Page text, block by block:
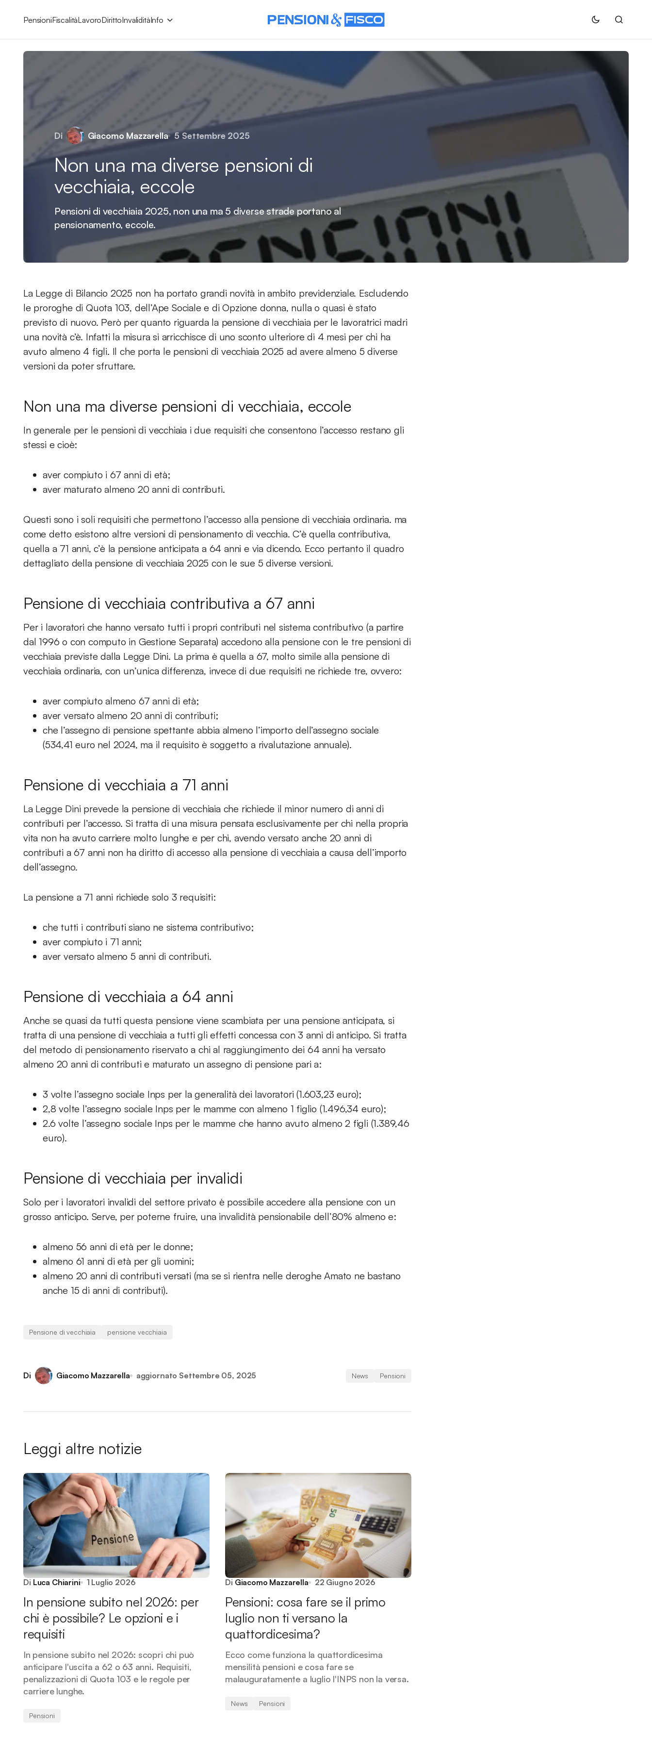
PensioniFiscalitàLavoroDirittoInvaliditàInfo
Di Giacomo Mazzarella 5 Settembre 2025
Non una ma diverse pensioni di
vecchiaia, eccole
Pensioni di vecchiaia 2025, non una ma 5 diverse strade portano al
pensionamento, eccole.
La Legge di Bilancio 2025 non ha portato grandi novità in ambito previdenziale. Escludendo
le proroghe di Quota 103, dell’Ape Sociale e di Opzione donna, nulla o quasi è stato
previsto di nuovo. Però per quanto riguarda la pensione di vecchiaia per le lavoratrici madri
una novità c’è. Infatti la misura si arricchisce di uno sconto ulteriore di 4 mesi per chi ha
avuto almeno 4 figli. Il che porta le pensioni di vecchiaia 2025 ad avere almeno 5 diverse
versioni da poter sfruttare.
Non una ma diverse pensioni di vecchiaia, eccole
In generale per le pensioni di vecchiaia i due requisiti che consentono l’accesso restano gli
stessi e cioè:
aver compiuto i 67 anni di età;
aver maturato almeno 20 anni di contributi.
Questi sono i soli requisiti che permettono l’accesso alla pensione di vecchiaia ordinaria. ma
come detto esistono altre versioni di pensionamento di vecchia. C’è quella contributiva,
quella a 71 anni, c’è la pensione anticipata a 64 anni e via dicendo. Ecco pertanto il quadro
dettagliato della pensione di vecchiaia 2025 con le sue 5 diverse versioni.
Pensione di vecchiaia contributiva a 67 anni
Per i lavoratori che hanno versato tutti i propri contributi nel sistema contributivo (a partire
dal 1996 o con computo in Gestione Separata) accedono alla pensione con le tre pensioni di
vecchiaia previste dalla Legge Dini. La prima è quella a 67, molto simile alla pensione di
vecchiaia ordinaria, con un’unica differenza, invece di due requisiti ne richiede tre, ovvero:
aver compiuto almeno 67 anni di età;
aver versato almeno 20 anni di contributi;
che l’assegno di pensione spettante abbia almeno l’importo dell’assegno sociale
(534,41 euro nel 2024, ma il requisito è soggetto a rivalutazione annuale).
Pensione di vecchiaia a 71 anni
La Legge Dini prevede la pensione di vecchiaia che richiede il minor numero di anni di
contributi per l’accesso. Si tratta di una misura pensata esclusivamente per chi nella propria
vita non ha avuto carriere molto lunghe e per chi, avendo versato anche 20 anni di
contributi a 67 anni non ha diritto di accesso alla pensione di vecchiaia a causa dell’importo
dell’assegno.
La pensione a 71 anni richiede solo 3 requisiti:
che tutti i contributi siano ne sistema contributivo;
aver compiuto i 71 anni;
aver versato almeno 5 anni di contributi.
Pensione di vecchiaia a 64 anni
Anche se quasi da tutti questa pensione viene scambiata per una pensione anticipata, si
tratta di una pensione di vecchiaia a tutti gli effetti concessa con 3 anni di anticipo. Si tratta
del metodo di pensionamento riservato a chi al raggiungimento dei 64 anni ha versato
almeno 20 anni di contributi e maturato un assegno di pensione pari a:
3 volte l’assegno sociale Inps per la generalità dei lavoratori (1.603,23 euro);
2,8 volte l’assegno sociale Inps per le mamme con almeno 1 figlio (1.496,34 euro);
2.6 volte l’assegno sociale Inps per le mamme che hanno avuto almeno 2 figli (1.389,46
euro).
Pensione di vecchiaia per invalidi
Solo per i lavoratori invalidi del settore privato è possibile accedere alla pensione con un
grosso anticipo. Serve, per poterne fruire, una invalidità pensionabile dell’80% almeno e:
almeno 56 anni di età per le donne;
almeno 61 anni di età per gli uomini;
almeno 20 anni di contributi versati (ma se si rientra nelle deroghe Amato ne bastano
anche 15 di anni di contributi).
Pensione di vecchiaia pensione vecchiaia
Di Giacomo Mazzarella aggiornato Settembre 05, 2025 News Pensioni
Leggi altre notizie
Di Luca Chiarini 1 Luglio 2026
In pensione subito nel 2026: per
chi è possibile? Le opzioni e i
requisiti
In pensione subito nel 2026: scopri chi può
anticipare l'uscita a 62 o 63 anni. Requisiti,
penalizzazioni di Quota 103 e le regole per
carriere lunghe.
Pensioni
Di Giacomo Mazzarella 22 Giugno 2026
Pensioni: cosa fare se il primo
luglio non ti versano la
quattordicesima?
Ecco come funziona la quattordicesima
mensilità pensioni e cosa fare se
malauguratamente a luglio l'INPS non la versa.
News Pensioni